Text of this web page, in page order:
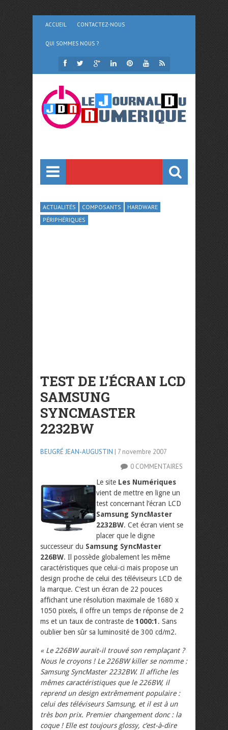
ACCUEIL CONTACTEZ-NOUS
QUI SOMMES NOUS ?
ACTUALITÉS COMPOSANTS
HARDWARE
PÉRIPHÉRIQUES
TEST DE L’ÉCRAN LCD
SAMSUNG
SYNCMASTER
2232BW
BEUGRÉ JEAN-AUGUSTIN | 7 novembre 2007
0 COMMENTAIRES
Le site Les Numériques
vient de mettre en ligne un
test concernant l’écran LCD
Samsung SyncMaster
2232BW. Cet écran vient se
placer que le digne
successeur du Samsung SyncMaster
226BW. Il possède globalement les même
caractéristiques que celui-ci mais propose un
design proche de celui des téléviseurs LCD de
la marque. C’est un écran de 22 pouces
affichant une résolution maximale de 1680 x
1050 pixels, il offre un temps de réponse de 2
ms et un taux de contraste de 1000:1. Sans
oublier ben sûr sa luminosité de 300 cd/m2.
« Le 226BW aurait-il trouvé son remplaçant ?
Nous le croyons ! Le 226BW killer se nomme :
Samsung SyncMaster 2232BW. Il affiche les
mêmes caractéristiques que le 226BW, il
reprend un design extrêmement populaire :
celui des téléviseurs Samsung, et il est à un
très bon prix. Premier changement donc : la
coque ! Elle est toujours glossy, c’est-à-dire